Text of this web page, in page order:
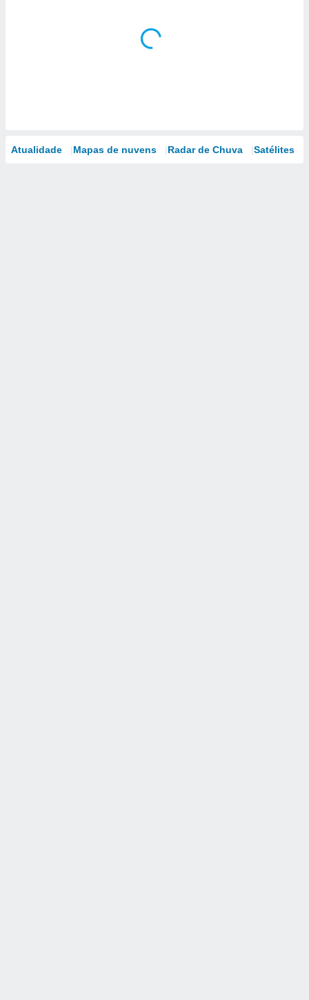
Atualidade Mapas de nuvens Radar de Chuva Satélites